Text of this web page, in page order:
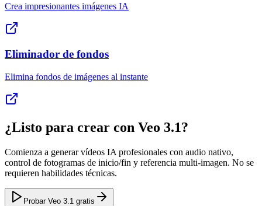
Crea impresionantes imágenes IA
Eliminador de fondos
Elimina fondos de imágenes al instante
¿Listo para crear con Veo 3.1?
Comienza a generar vídeos IA profesionales con audio nativo,
control de fotogramas de inicio/fin y referencia multi-imagen. No se
requieren habilidades técnicas.
Probar Veo 3.1 gratis